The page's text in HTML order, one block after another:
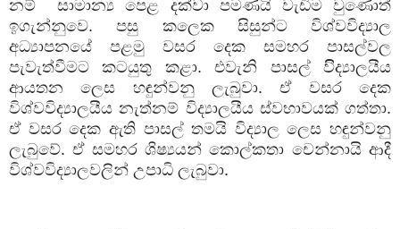
නම් සාමාන්‍ය පෙළ දක්වා පමණයි වැඩිම වුණොත්
ඉගැන්නුවෙ. පසු කලෙක සිසුන්ට විශ්වවිද්‍යාල
අධ්‍යාපනයේ පළමු වසර දෙක සමහර පාසල්වල
පැවැත්වීමට කටයුතු කළා. එවැනි පාසල් විිද්‍යාලයීය
ආයතන ලෙස හඳුන්වනු ලැබුවා. ඒ වසර දෙක
විශ්වවිද්‍යාලයීය නැත්නම් විද්‍යාලයීය ස්වභාවයක් ගත්තා.
ඒ වසර දෙක ඇති පාසල් තමයි විද්‍යාල ලෙස හඳුන්වනු
ලැබුවේ. ඒ සමහර ශිෂ්‍යයන් කොල්කතා චෙන්නායි ආදී
විශ්වවිද්‍යාලවලින් උපාධි ලැබුවා.